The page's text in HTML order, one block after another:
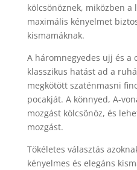
kölcsönöznek, miközben a
maximális kényelmet
kismamáknak.
A háromnegyedes ujj és a
klasszikus hatást ad a
megkötött szaténmasni
pocakját. A könnyed, A-
mozgást kölcsönöz, és
mozgást.
Tökéletes választás
kényelmes és elegáns